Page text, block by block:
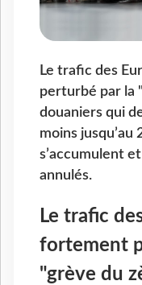
Le trafic des
perturbé par la
douaniers qui
moins jusqu’au
s’accumulent
annulés.
Le trafic
fortement
"grève du